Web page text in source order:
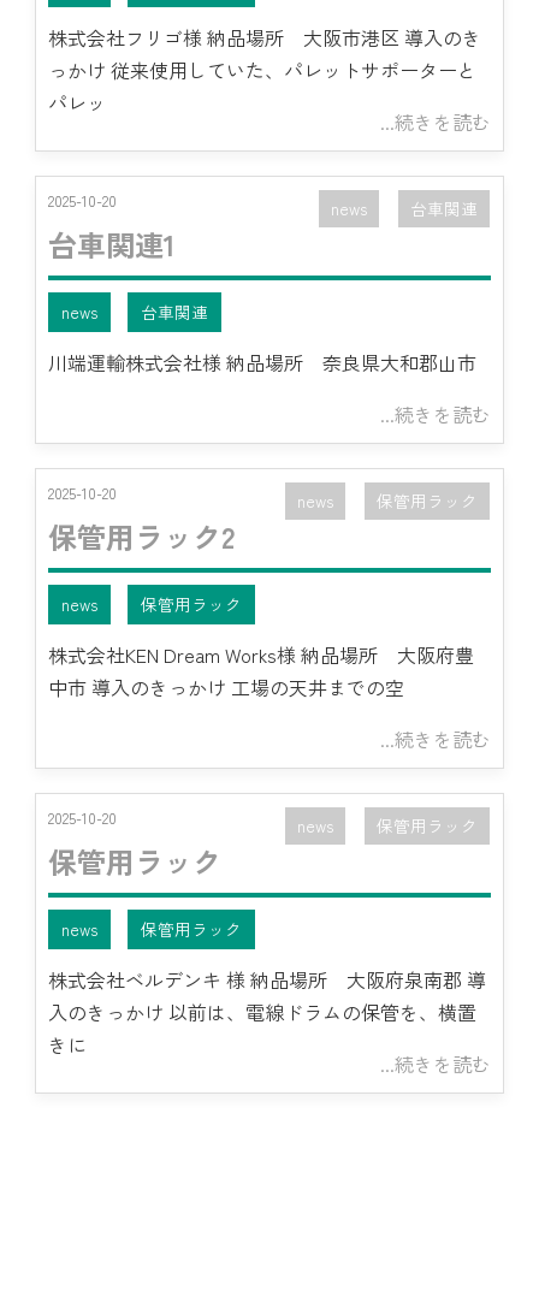
株式会社フリゴ様 納品場所 大阪市港区 導入のき
っかけ 従来使用していた、パレットサポーターと
パレッ
...続きを読む
2025-10-20
台車関連1
news 台車関連
news 台車関連
川端運輸株式会社様 納品場所 奈良県大和郡山市
...続きを読む
2025-10-20
保管用ラック2
news 保管用ラック
news 保管用ラック
株式会社KEN Dream Works様 納品場所 大阪府豊
中市 導入のきっかけ 工場の天井までの空
...続きを読む
2025-10-20
保管用ラック
news 保管用ラック
news 保管用ラック
株式会社ベルデンキ 様 納品場所 大阪府泉南郡 導
入のきっかけ 以前は、電線ドラムの保管を、横置
きに
...続きを読む